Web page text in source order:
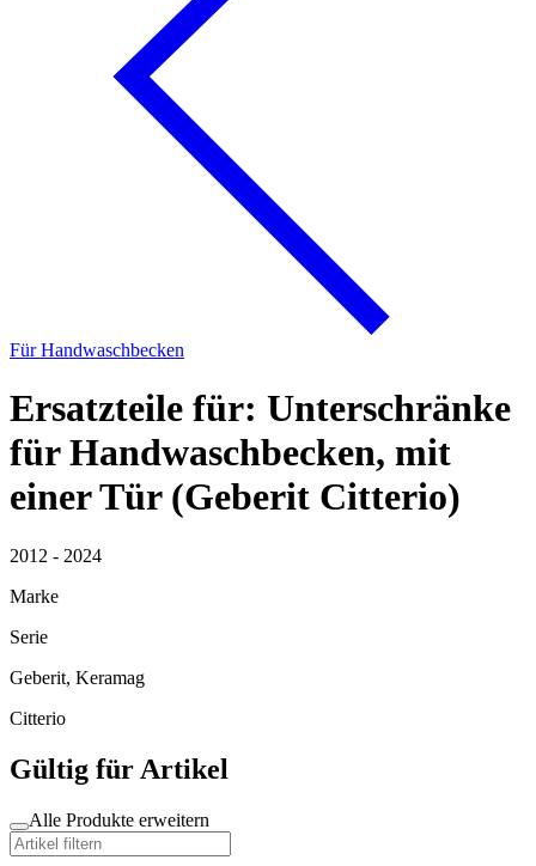
Für Handwaschbecken
Ersatzteile für: Unterschränke
für Handwaschbecken, mit
einer Tür (Geberit Citterio)
2012 - 2024
Marke
Serie
Geberit, Keramag
Citterio
Gültig für Artikel
Alle Produkte erweitern